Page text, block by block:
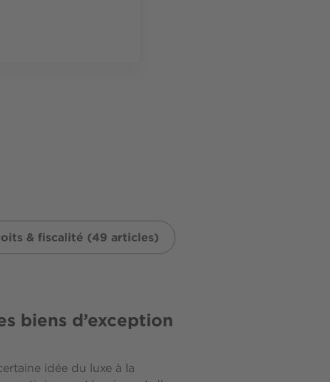
& fiscalité (49 articles)
biens d’exception
idée du luxe à la